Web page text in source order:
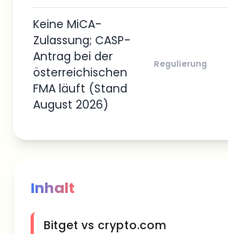
Keine MiCA-
Zulassung; CASP-
Antrag bei der
österreichischen
FMA läuft (Stand
August 2026)
Regulierung
Inhalt
Bitget vs crypto.com